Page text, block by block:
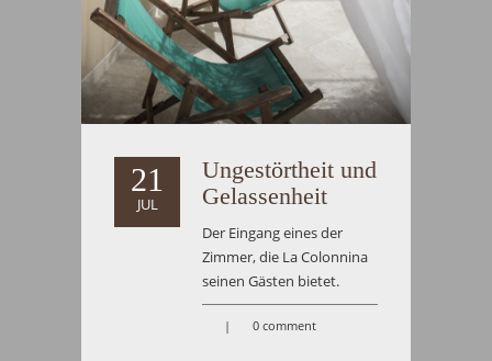
21
JUL
Ungestörtheit und
Gelassenheit
Der Eingang eines der
Zimmer, die La Colonnina
seinen Gästen bietet.
| 0 comment